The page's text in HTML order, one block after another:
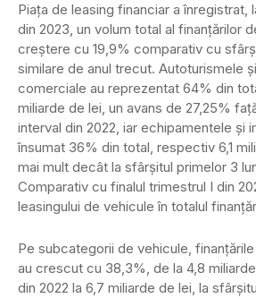
Piaţa de leasing financiar a înregistrat,
din 2023, un volum total al finanţărilor
creștere cu 19,9% comparativ cu
similare de anul trecut. Autoturismele
comerciale au reprezentat 64% din
miliarde de lei, un avans de 27,25%
interval din 2022, iar echipamentele și
însumat 36% din total, respectiv 6,1
mai mult decât la sfârșitul primelor 3
Comparativ cu finalul trimestrul I din
leasingului de vehicule în totalul
Pe subcategorii de vehicule,
au crescut cu 38,3%, de la 4,8
din 2022 la 6,7 miliarde de lei, la